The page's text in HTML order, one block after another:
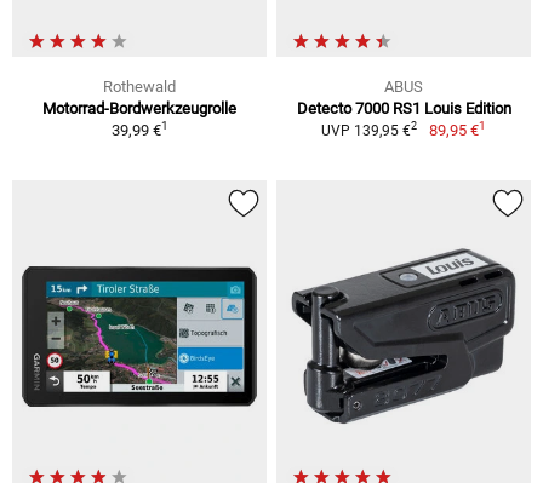
Rothewald
Motorrad-Bordwerkzeugrolle
39,99 €1
ABUS
Detecto 7000 RS1 Louis Edition
UVP 139,95 €2 89,95 €1